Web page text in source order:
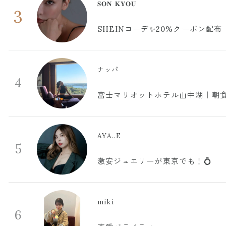
3
𝐒𝐎𝐍 𝐊𝐘𝐎𝐔
SHEINコーデ✨20%クーポン配布
4
ナッパ
富士マリオットホテル山中湖｜朝
5
AYA..E
激安ジュエリーが東京でも！💍
6
miki